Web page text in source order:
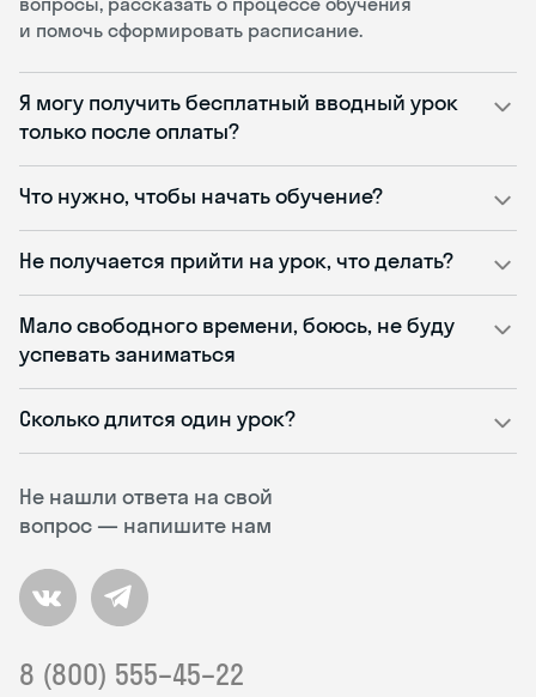
Не нашли ответа на свой
вопрос — напишите нам
8 (800) 555–45–22
и помочь сформировать расписание.
Я могу получить бесплатный вводный урок
только после оплаты?
Что нужно, чтобы начать обучение?
Не получается прийти на урок, что делать?
Мало свободного времени, боюсь, не буду
успевать заниматься
Сколько длится один урок?